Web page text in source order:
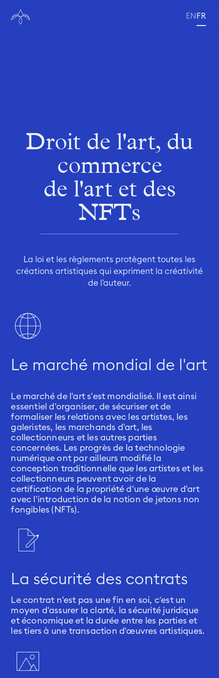
EN FR
Droit de l'art, du
commerce
de l'art et des
NFTs
La loi et les règlements protègent toutes les
créations artistiques qui expriment la créativité
de l'auteur.
Le marché mondial de l'art
Le marché de l'art s'est mondialisé. Il est ainsi
essentiel d'organiser, de sécuriser et de
formaliser les relations avec les artistes, les
galeristes, les marchands d'art, les
collectionneurs et les autres parties
concernées. Les progrès de la technologie
numérique ont par ailleurs modifié la
conception traditionnelle que les artistes et les
collectionneurs peuvent avoir de la
certification de la propriété d'une œuvre d'art
avec l'introduction de la notion de jetons non
fongibles (NFTs).
La sécurité des contrats
Le contrat n'est pas une fin en soi, c'est un
moyen d'assurer la clarté, la sécurité juridique
et économique et la durée entre les parties et
les tiers à une transaction d'œuvres artistiques.